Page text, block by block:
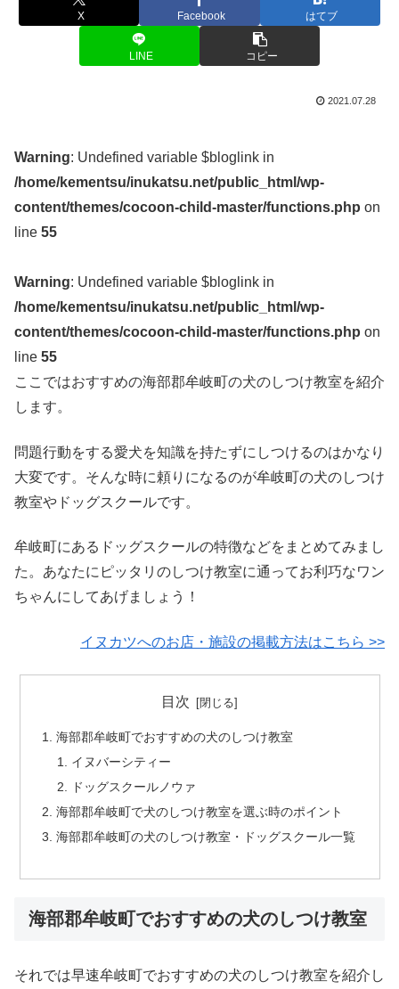
X Facebook はてブ
LINE コピー
2021.07.28
Warning: Undefined variable $bloglink in
/home/kementsu/inukatsu.net/public_html/wp-
content/themes/cocoon-child-master/functions.php on
line 55
Warning: Undefined variable $bloglink in
/home/kementsu/inukatsu.net/public_html/wp-
content/themes/cocoon-child-master/functions.php on
line 55
ここではおすすめの海部郡牟岐町の犬のしつけ教室を紹介
します。
問題行動をする愛犬を知識を持たずにしつけるのはかなり
大変です。そんな時に頼りになるのが牟岐町の犬のしつけ
教室やドッグスクールです。
牟岐町にあるドッグスクールの特徴などをまとめてみまし
た。あなたにピッタリのしつけ教室に通ってお利巧なワン
ちゃんにしてあげましょう！
イヌカツへのお店・施設の掲載方法はこちら >>
目次
海部郡牟岐町でおすすめの犬のしつけ教室
イヌバーシティー
ドッグスクールノウァ
海部郡牟岐町で犬のしつけ教室を選ぶ時のポイント
海部郡牟岐町の犬のしつけ教室・ドッグスクール一覧
海部郡牟岐町でおすすめの犬のしつけ教室
それでは早速牟岐町でおすすめの犬のしつけ教室を紹介し